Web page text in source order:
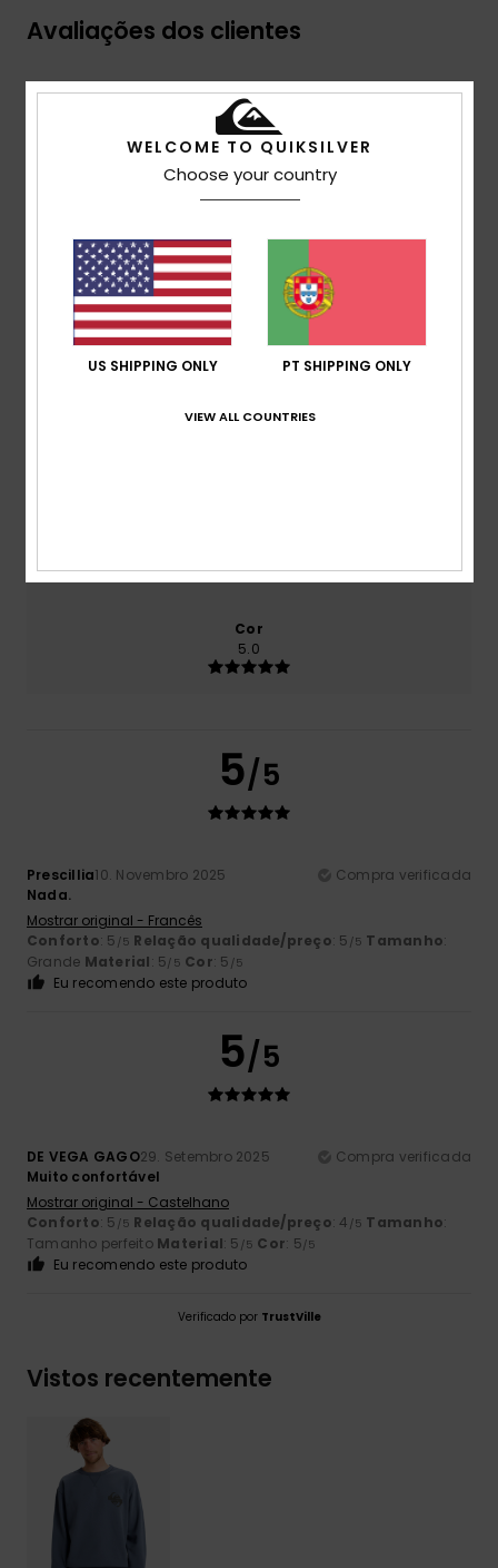
Avaliações dos clientes
Pontuação média
5.0/5
baseado em2 avaliações verificadasdesde
Setembro 2025
100% dos nossos clientes recomendam este
produto
Muito pequenoDemasiado grande
Cor
5.0
5/5
Prescillia10. Novembro 2025
Compra verificada
Nada.
Mostrar original - Francês
Conforto: 5 /5 Relação qualidade/preço: 5 /5 Tamanho:
Grande Material: 5/5 Cor: 5 /5
Eu recomendo este produto
5/5
DE VEGA GAGO29. Setembro 2025
Compra verificada
Muito confortável
Mostrar original - Castelhano
Conforto: 5 /5 Relação qualidade/preço: 4 /5 Tamanho:
Tamanho perfeito Material: 5 /5 Cor: 5/5
Eu recomendo este produto
Verificado por TrustVille
Vistos recentemente
WELCOME TO QUIKSILVER
Choose your country
US SHIPPING ONLY PT SHIPPING ONLY
VIEW ALL COUNTRIES